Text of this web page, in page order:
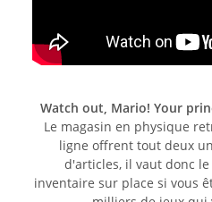
Watch out, Mario! Your
Le magasin en physique
ligne offrent tout deux
d'articles, il vaut donc
inventaire sur place si vous